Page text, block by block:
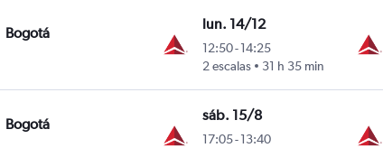
Bogotá
lun. 14/12
12:50-14:25
2 escalas
31 h 35 min
Bogotá
sáb. 15/8
17:05-13:40